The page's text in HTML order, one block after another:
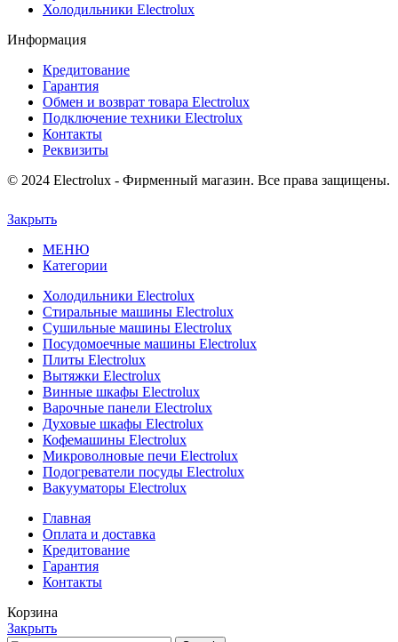
Холодильники Electrolux
Информация
Кредитование
Гарантия
Обмен и возврат товара Electrolux
Подключение техники Electrolux
Контакты
Реквизиты
© 2024 Electrolux - Фирменный магазин. Все права защищены.
Закрыть
МЕНЮ
Категории
Холодильники Electrolux
Стиральные машины Electrolux
Сушильные машины Electrolux
Посудомоечные машины Electrolux
Плиты Electrolux
Вытяжки Electrolux
Винные шкафы Electrolux
Варочные панели Electrolux
Духовые шкафы Electrolux
Кофемашины Electrolux
Микроволновые печи Electrolux
Подогреватели посуды Electrolux
Вакууматоры Electrolux
Главная
Оплата и доставка
Кредитование
Гарантия
Контакты
Корзина
Закрыть